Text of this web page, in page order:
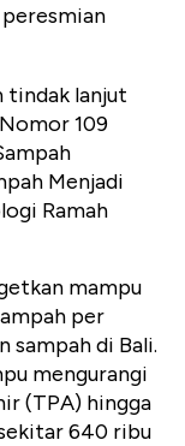
tindak lanjut
109
Menjadi
Ramah
mampu
per
sampah di Bali.
mengurangi
(TPA) hingga
640 ribu